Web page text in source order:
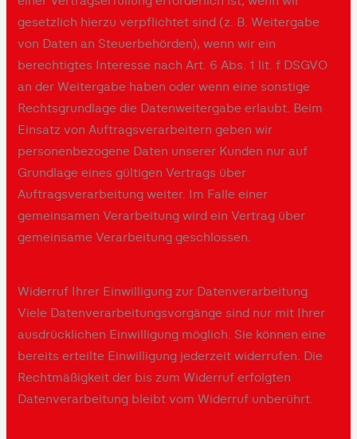
gesetzlich hierzu verpflichtet sind (z. B. Weitergabe
von Daten an Steuerbehörden), wenn wir ein
berechtigtes Interesse nach Art. 6 Abs. 1 lit. f DSGVO
an der Weitergabe haben oder wenn eine sonstige
Rechtsgrundlage die Datenweitergabe erlaubt. Beim
Einsatz von Auftragsverarbeitern geben wir
personenbezogene Daten unserer Kunden nur auf
Grundlage eines gültigen Vertrags über
Auftragsverarbeitung weiter. Im Falle einer
gemeinsamen Verarbeitung wird ein Vertrag über
gemeinsame Verarbeitung geschlossen.
Widerruf Ihrer Einwilligung zur Datenverarbeitung
Viele Datenverarbeitungsvorgänge sind nur mit Ihrer
ausdrücklichen Einwilligung möglich. Sie können eine
bereits erteilte Einwilligung jederzeit widerrufen. Die
Rechtmäßigkeit der bis zum Widerruf erfolgten
Datenverarbeitung bleibt vom Widerruf unberührt.